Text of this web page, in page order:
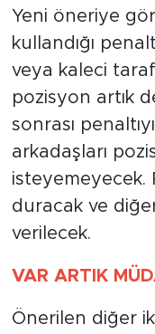
Yeni öneriye
kullandığı
veya kaleci
pozisyon artık
sonrası
arkadaşları
isteyemeyecek.
duracak ve
verilecek.
VAR ARTIK
Önerilen diğer